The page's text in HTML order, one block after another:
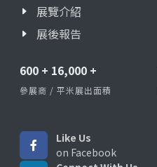
展覽介紹
展後報告
600 + 16,000 +
參展商 / 平米展出面積
Like Us
on Facebook